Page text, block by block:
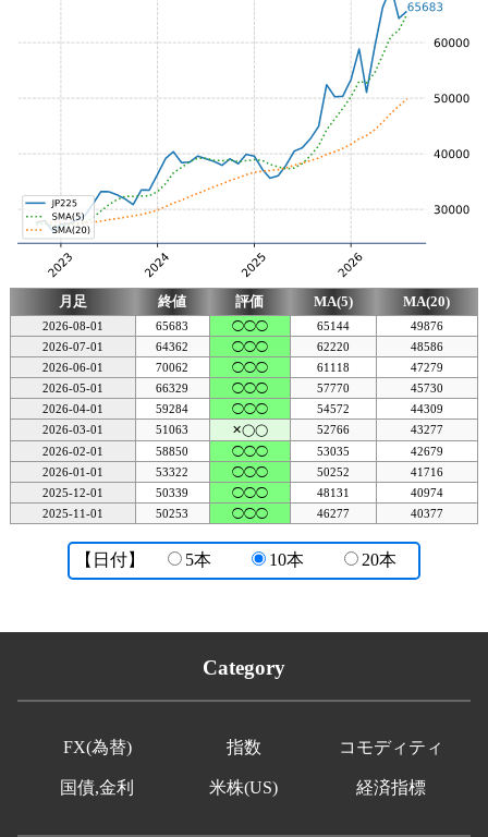
月足 終値 評価 MA(5) MA(20)
2026-08-01 65683 ◯◯◯ 65144
49876
2026-07-01
64362 ◯◯◯ 62220
48586
2026-06-01
70062 ◯◯◯ 61118
47279
2026-05-01
66329 ◯◯◯ 57770
45730
2026-04-01
59284 ◯◯◯ 54572
44309
2026-03-01
51063 ✕◯◯ 52766
43277
2026-02-01
58850 ◯◯◯ 53035
42679
2026-01-01
53322 ◯◯◯ 50252
41716
2025-12-01
50339 ◯◯◯ 48131
40974
2025-11-01
50253 ◯◯◯ 46277 40377
【日付】 5本 10本 20本
Category
FX(為替) 指数 コモディティ
国債,金利 米株(US) 経済指標